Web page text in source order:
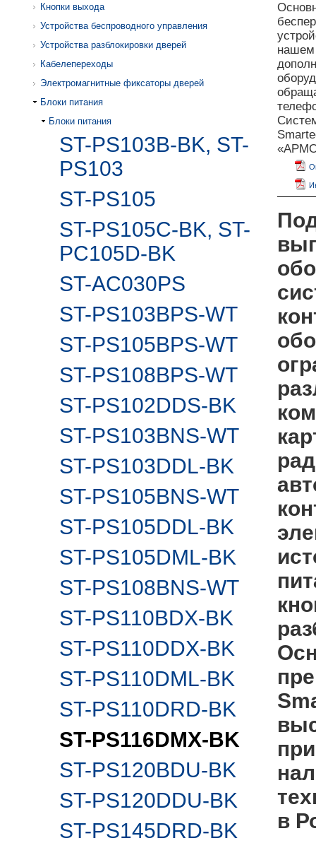
Кнопки выхода
Устройства беспроводного управления
Устройства разблокировки дверей
Кабелепереходы
Электромагнитные фиксаторы дверей
Блоки питания
Блоки питания
ST-PS103B-BK, ST-
PS103
ST-PS105
ST-PS105C-BK, ST-
PC105D-BK
ST-AC030PS
ST-PS103BPS-WT
ST-PS105BPS-WT
ST-PS108BPS-WT
ST-PS102DDS-BK
ST-PS103BNS-WT
ST-PS103DDL-BK
ST-PS105BNS-WT
ST-PS105DDL-BK
ST-PS105DML-BK
ST-PS108BNS-WT
ST-PS110BDX-BK
ST-PS110DDX-BK
ST-PS110DML-BK
ST-PS110DRD-BK
ST-PS116DMX-BK
ST-PS120BDU-BK
ST-PS120DDU-BK
ST-PS145DRD-BK
в